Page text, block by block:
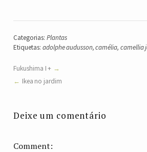
Categorias: Plantas
Etiquetas: adolphe audusson,camélia, camellia
Fukushima I +
Ikea no jardim
Deixe um comentário
Comment